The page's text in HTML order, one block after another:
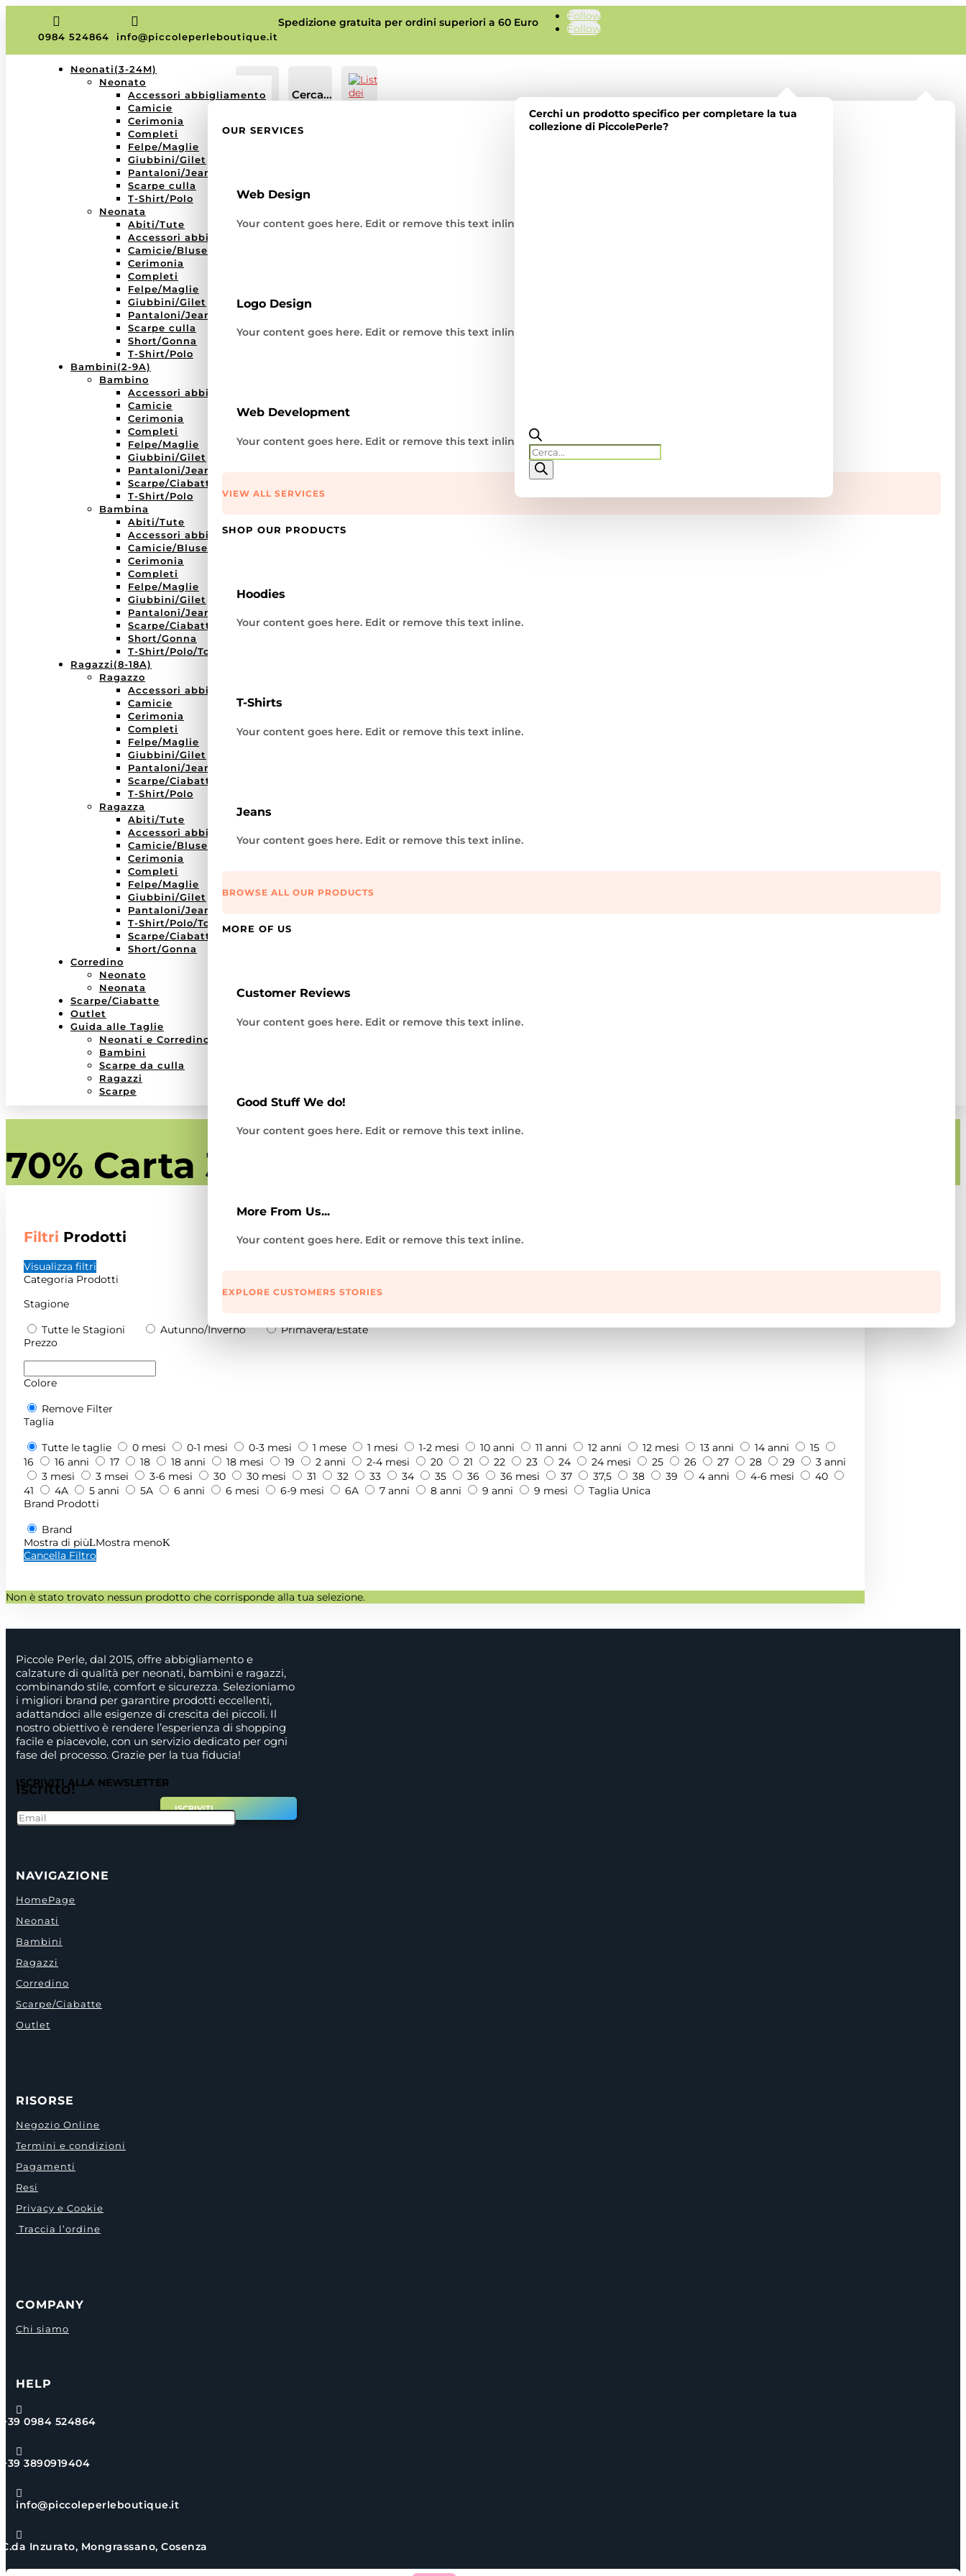

0984 524864

info@piccoleperleboutique.it
Spedizione gratuita per ordini superiori a 60 Euro
Follow
Follow
Neonati(3-24M)
Neonato
Accessori abbigliamento
Camicie
Cerimonia
Completi
Felpe/Maglie
Giubbini/Gilet
Pantaloni/Jeans/Bermuda
Scarpe culla
T-Shirt/Polo
Neonata
Abiti/Tute
Accessori abbigliamento
Camicie/Bluse
Cerimonia
Completi
Felpe/Maglie
Giubbini/Gilet
Pantaloni/Jeans/Leggins
Scarpe culla
Short/Gonna
T-Shirt/Polo
Bambini(2-9A)
Bambino
Accessori abbigliamento
Camicie
Cerimonia
Completi
Felpe/Maglie
Giubbini/Gilet
Pantaloni/Jeans/Bermuda
Scarpe/Ciabatte
T-Shirt/Polo
Bambina
Abiti/Tute
Accessori abbigliamento
Camicie/Bluse
Cerimonia
Completi
Felpe/Maglie
Giubbini/Gilet
Pantaloni/Jeans/Leggins
Scarpe/Ciabatte
Short/Gonna
T-Shirt/Polo/Top
Ragazzi(8-18A)
Ragazzo
Accessori abbigliamento
Camicie
Cerimonia
Completi
Felpe/Maglie
Giubbini/Gilet
Pantaloni/Jeans/Bermuda
Scarpe/Ciabatte
T-Shirt/Polo
Ragazza
Abiti/Tute
Accessori abbigliamento
Camicie/Bluse
Cerimonia
Completi
Felpe/Maglie
Giubbini/Gilet
Pantaloni/Jeans/Leggins
T-Shirt/Polo/Top
Scarpe/Ciabatte
Short/Gonna
Corredino
Neonato
Neonata
Scarpe/Ciabatte
Outlet
Guida alle Taglie
Neonati e Corredino
Bambini
Scarpe da culla
Ragazzi
Scarpe
IL
Cerca...
Cerchi un prodotto specifico per completare la tua
collezione di PiccolePerle?
Products
search
OUR SERVICES
Web Design
Your content goes here. Edit or remove this text inline.
Logo Design
Your content goes here. Edit or remove this text inline.
Web Development
Your content goes here. Edit or remove this text inline.
VIEW ALL SERVICES
SHOP OUR PRODUCTS
Hoodies
Your content goes here. Edit or remove this text inline.
T-Shirts
Your content goes here. Edit or remove this text inline.
Jeans
Your content goes here. Edit or remove this text inline.
BROWSE ALL OUR PRODUCTS
MORE OF US
Customer Reviews
Your content goes here. Edit or remove this text inline.
Good Stuff We do!
Your content goes here. Edit or remove this text inline.
More From Us...
Your content goes here. Edit or remove this text inline.
EXPLORE CUSTOMERS STORIES
CATEGORIA
70% Carta 30% Poliuretanica
Filtri Prodotti
Visualizza filtri
Categoria Prodotti
Stagione
Tutte le Stagioni
Autunno/Inverno
Primavera/Estate
Prezzo
Colore
Remove Filter
Taglia
Tutte le taglie
0 mesi 0-1 mesi 0-3 mesi 1 mese 1 mesi 1-2 mesi 10 anni 11 anni 12 anni 12 mesi 13 anni 14 anni
15
16
16 anni 17 18 18 anni 18 mesi 19 2 anni 2-4 mesi 20 21 22 23 24 24 mesi 25 26 27 28 29
3 anni
3 mesi
3 msei 3-6 mesi 30 30 mesi 31 32 33 34 35 36 36 mesi 37 37,5 38 39 4 anni 4-6 mesi
40
41
4A 5 anni 5A 6 anni 6 mesi 6-9 mesi 6A 7 anni 8 anni 9 anni 9 mesi
Taglia Unica
Brand Prodotti
Brand
Mostra di più
Mostra meno
Cancella Filtro
Non è stato trovato nessun prodotto che corrisponde alla tua selezione.
Piccole Perle, dal 2015, offre abbigliamento e
calzature di qualità per neonati, bambini e ragazzi,
combinando stile, comfort e sicurezza. Selezioniamo
i migliori brand per garantire prodotti eccellenti,
adattandoci alle esigenze di crescita dei piccoli. Il
nostro obiettivo è rendere l’esperienza di shopping
facile e piacevole, con un servizio dedicato per ogni
fase del processo. Grazie per la tua fiducia!
ISCRIVITI ALLA NEWSLETTER
Iscritto!
ISCRIVITI
NAVIGAZIONE
HomePage
Neonati
Bambini
Ragazzi
Corredino
Scarpe/Ciabatte
Outlet
RISORSE
Negozio Online
Termini e condizioni
Pagamenti
Resi
Privacy e Cookie
Traccia l’ordine
COMPANY
Chi siamo
HELP

+39 0984 524864

+39 3890919404

info@piccoleperleboutique.it

C.da Inzurato, Mongrassano, Cosenza